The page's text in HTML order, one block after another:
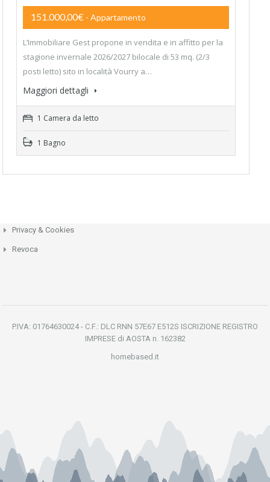
151.000,00€ - Appartamento
L’Immobiliare Gest propone in vendita e in affitto per la
stagione invernale 2026/2027 bilocale di 53 mq. (2/3
posti letto) sito in località Vourry a…
Maggiori dettagli
1 Camera da letto
1 Bagno
Privacy & Cookies
Revoca
P.IVA: 01764630024 - C.F.: DLC RNN 57E67 E512S ISCRIZIONE REGISTRO
IMPRESE di AOSTA n. 162382
homebased.it